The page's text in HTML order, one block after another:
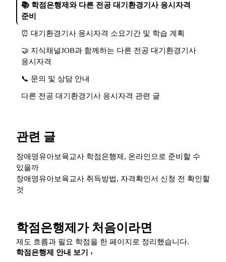
📚 학점은행제와 다른 전공 대기환경기사 응시자격
준비
⏰ 대기환경기사 응시자격 소요기간 및 학습 계획
🤝 지식채널JOB과 함께하는 다른 전공 대기환경기사
응시자격
📞 문의 및 상담 안내
다른 전공 대기환경기사 응시자격 관련 글
관련 글
장애영유아보육교사 학점은행제, 온라인으로 준비할 수
있을까
장애영유아보육교사 취득방법, 자격확인서 신청 전 확인할
것
학점은행제가 처음이라면
제도 흐름과 필요 학점을 한 페이지로 정리했습니다.
학점은행제 안내 보기 ›